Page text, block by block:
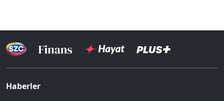
Haberler